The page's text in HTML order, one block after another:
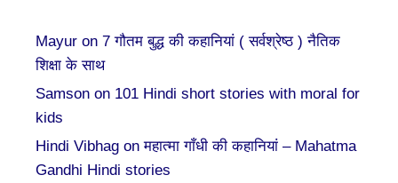
Mayur on 7 गौतम बुद्ध की कहानियां ( सर्वश्रेष्ठ ) नैतिक
शिक्षा के साथ
Samson on 101 Hindi short stories with moral for
kids
Hindi Vibhag onमहात्मा गाँधी की कहानियां – Mahatma
Gandhi Hindi stories